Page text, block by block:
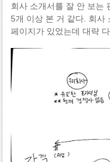
회사 소개서를 잘 안 보는
5개 이상 본 거 같다. 회사
페이지가 있었는데 대략